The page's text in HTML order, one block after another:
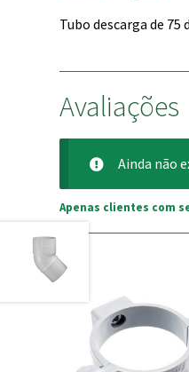
Tubo descarga de 75
Avaliações
Ainda não
Apenas clientes com